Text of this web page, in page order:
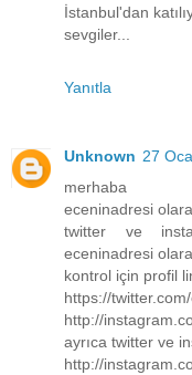
İstanbul'dan
sevgiler...
Yanıtla
Unknown 27
merhaba
eceninadresi
twitter ve
eceninadresi
kontrol için profil
https://
http://
ayrıca twitter ve
http://